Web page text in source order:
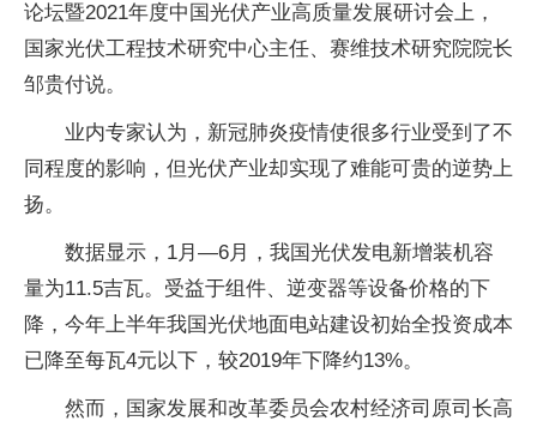
论坛暨2021年度中国光伏产业高质量发展研讨会上，
国家光伏工程技术研究中心主任、赛维技术研究院院长
邹贵付说。
业内专家认为，新冠肺炎疫情使很多行业受到了不
同程度的影响，但光伏产业却实现了难能可贵的逆势上
扬。
数据显示，1月—6月，我国光伏发电新增装机容
量为11.5吉瓦。受益于组件、逆变器等设备价格的下
降，今年上半年我国光伏地面电站建设初始全投资成本
已降至每瓦4元以下，较2019年下降约13%。
然而，国家发展和改革委员会农村经济司原司长高